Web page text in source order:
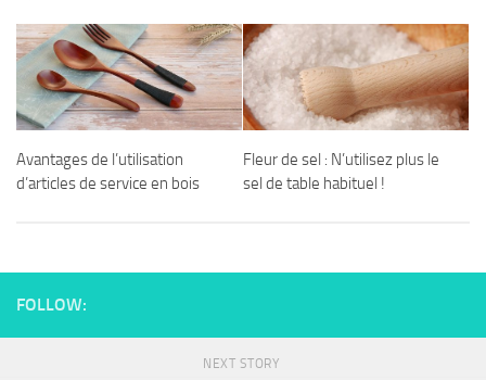
Avantages de l’utilisation
d’articles de service en bois
Fleur de sel : N’utilisez plus le
sel de table habituel !
FOLLOW:
NEXT STORY